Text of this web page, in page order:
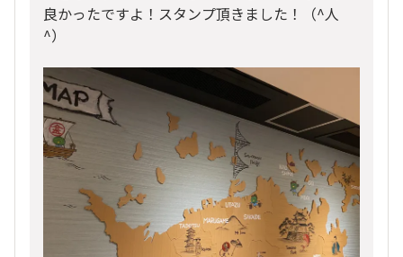
良かったですよ！スタンプ頂きました！（^人
^）